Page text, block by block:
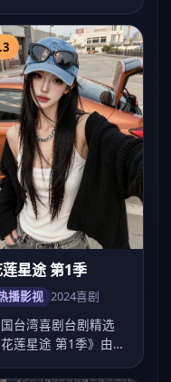
主演任嘉伦…
星途 第1季
播影视 2024喜剧
台湾喜剧台剧精选
花莲星途 第1季》由陈